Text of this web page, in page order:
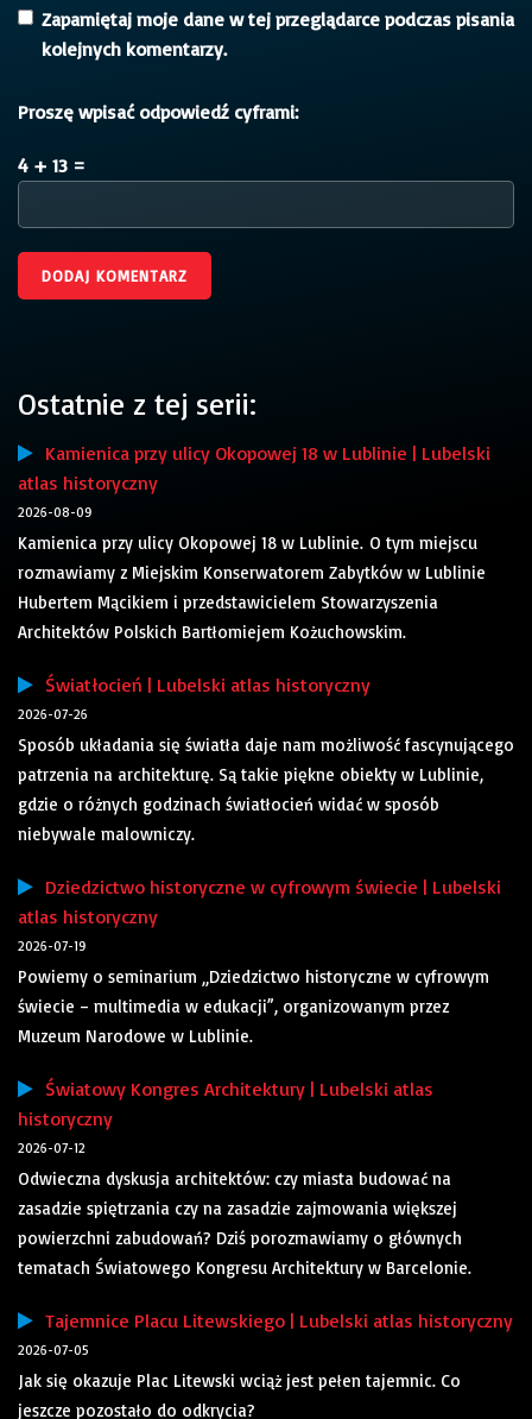
Zapamiętaj moje dane w tej przeglądarce podczas pisania
kolejnych komentarzy.
Proszę wpisać odpowiedź cyframi:
4 + 13 =
Ostatnie z tej serii:
Kamienica przy ulicy Okopowej 18 w Lublinie | Lubelski
atlas historyczny
2026-08-09
Kamienica przy ulicy Okopowej 18 w Lublinie. O tym miejscu
rozmawiamy z Miejskim Konserwatorem Zabytków w Lublinie
Hubertem Mącikiem i przedstawicielem Stowarzyszenia
Architektów Polskich Bartłomiejem Kożuchowskim.
Światłocień | Lubelski atlas historyczny
2026-07-26
Sposób układania się światła daje nam możliwość fascynującego
patrzenia na architekturę. Są takie piękne obiekty w Lublinie,
gdzie o różnych godzinach światłocień widać w sposób
niebywale malowniczy.
Dziedzictwo historyczne w cyfrowym świecie | Lubelski
atlas historyczny
2026-07-19
Powiemy o seminarium „Dziedzictwo historyczne w cyfrowym
świecie – multimedia w edukacji”, organizowanym przez
Muzeum Narodowe w Lublinie.
Światowy Kongres Architektury | Lubelski atlas
historyczny
2026-07-12
Odwieczna dyskusja architektów: czy miasta budować na
zasadzie spiętrzania czy na zasadzie zajmowania większej
powierzchni zabudowań? Dziś porozmawiamy o głównych
tematach Światowego Kongresu Architektury w Barcelonie.
Tajemnice Placu Litewskiego | Lubelski atlas historyczny
2026-07-05
Jak się okazuje Plac Litewski wciąż jest pełen tajemnic. Co
jeszcze pozostało do odkrycia?